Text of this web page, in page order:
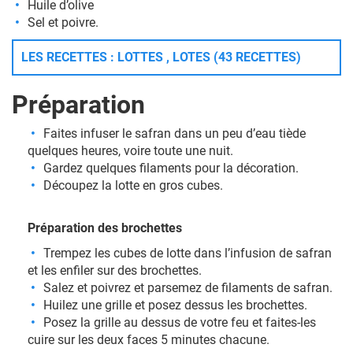
Huile d’olive
Sel et poivre.
LES RECETTES : LOTTES , LOTES (43 RECETTES)
Préparation
Faites infuser le safran dans un peu d’eau tiède
quelques heures, voire toute une nuit.
Gardez quelques filaments pour la décoration.
Découpez la lotte en gros cubes.
Préparation des brochettes
Trempez les cubes de lotte dans l’infusion de safran
et les enfiler sur des brochettes.
Salez et poivrez et parsemez de filaments de safran.
Huilez une grille et posez dessus les brochettes.
Posez la grille au dessus de votre feu et faites-les
cuire sur les deux faces 5 minutes chacune.